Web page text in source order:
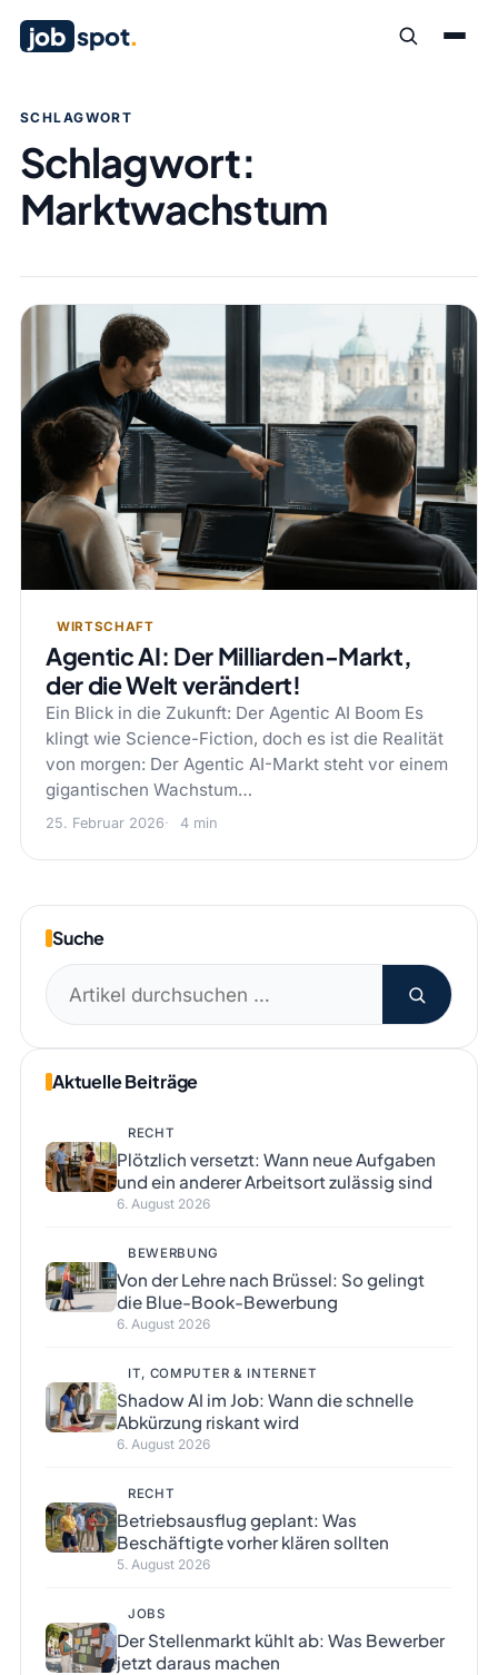
job spot.
SCHLAGWORT
Schlagwort:
Marktwachstum
WIRTSCHAFT
Agentic AI: Der Milliarden-Markt,
der die Welt verändert!
Ein Blick in die Zukunft: Der Agentic AI Boom Es
klingt wie Science-Fiction, doch es ist die Realität
von morgen: Der Agentic AI-Markt steht vor einem
gigantischen Wachstum…
25. Februar 2026 4 min
Suche
Suchen
nach:
Aktuelle Beiträge
RECHT
Plötzlich versetzt: Wann neue Aufgaben
und ein anderer Arbeitsort zulässig sind
6. August 2026
BEWERBUNG
Von der Lehre nach Brüssel: So gelingt
die Blue-Book-Bewerbung
6. August 2026
IT, COMPUTER & INTERNET
Shadow AI im Job: Wann die schnelle
Abkürzung riskant wird
6. August 2026
RECHT
Betriebsausflug geplant: Was
Beschäftigte vorher klären sollten
5. August 2026
JOBS
Der Stellenmarkt kühlt ab: Was Bewerber
jetzt daraus machen